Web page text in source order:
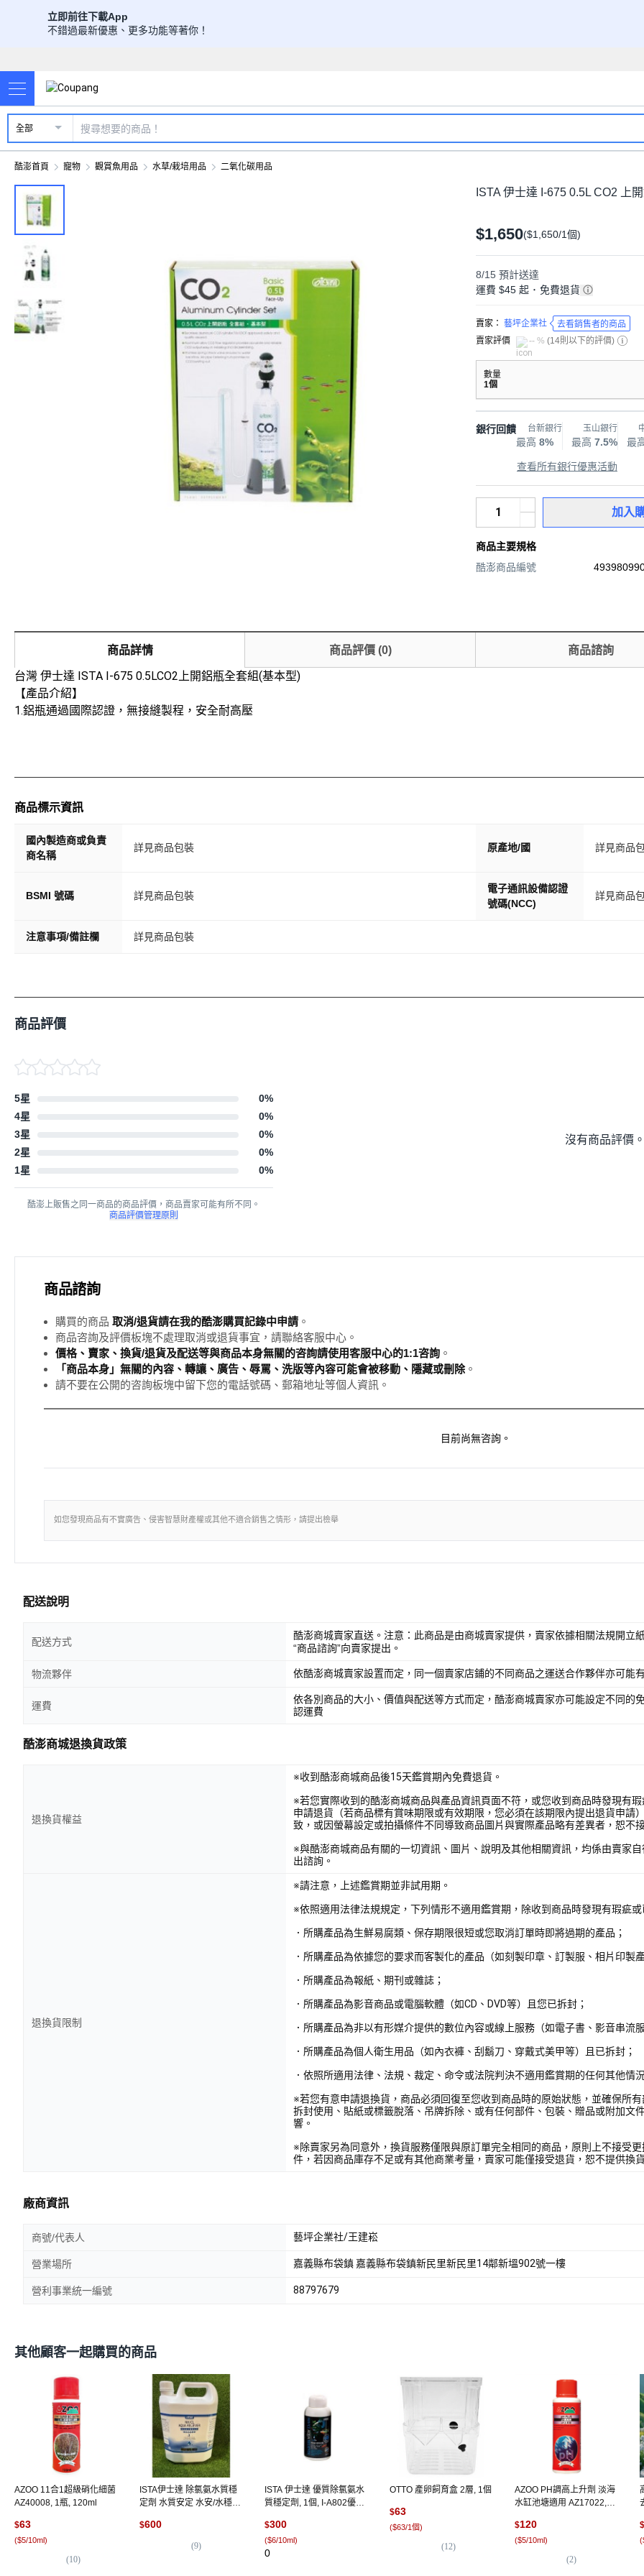
立即前往下載App
不錯過最新優惠、更多功能等著你！
全部
酷澎首頁 寵物 觀賞魚用品 水草/栽培用品 二氧化碳用品
ISTA 伊士達 I-675 0.5L CO2 上
$1,650($1,650/1個)
8/15 預計送達
運費 $45 起 ･ 免費退貨
賣家： 藝坪企業社
去看銷售者的商品
賣家評價
-- % (14則以下的評價)
數量
1個
銀行回饋 台新銀行
最高 8%
玉山銀行
最高 7.5% 最
查看所有銀行優惠活動
加入
商品主要規格
酷澎商品編號
商品詳情 商品評價(0) 商品諮詢
台灣 伊士達 ISTA I-675 0.5LCO2上開鋁瓶全套組(基本型)
【產品介紹】
1.鋁瓶通過國際認證，無接縫製程，安全耐高壓
商品標示資訊
國內製造商或負責
商名稱
詳見商品包裝 原產地/國 詳見商品
BSMI 號碼 詳見商品包裝
電子通訊設備認證
號碼(NCC)
詳見商品
注意事項/備註欄 詳見商品包裝
商品評價
5星 0%
4星
0%
3星
0%
2星
0%
1星
0%
酷澎上販售之同一商品的商品評價，商品賣家可能有所不同。
商品評價管理原則
沒有商品評價
商品諮詢
購買的商品 取消/退貨請在我的酷澎購買記錄中申請 。
商品咨詢及評價板塊不處理取消或退貨事宜，請聯絡客服中心。
價格、賣家、換貨/退貨及配送等與商品本身無關的咨詢請使用客服中心的1:1咨詢 。
「商品本身」無關的內容、轉讓、廣告、辱罵、洗版等內容可能會被移動、隱藏或刪除。
請不要在公開的咨詢板塊中留下您的電話號碼、郵箱地址等個人資訊。
目前尚無咨詢。
如您發現商品有不實廣告、侵害智慧財產權或其他不適合銷售之情形，請提出檢舉
配送說明
配送方式
酷澎商城賣家直送。注意：此商品是由商城賣家提供，賣家依據相關法規開
“商品諮詢”向賣家提出。
物流夥伴 依酷澎商城賣家設置而定，同一個賣家店鋪的不同商品之運送合作夥伴亦可能
運費
依各別商品的大小、價值與配送等方式而定，酷澎商城賣家亦可能設定不同的
認運費
酷澎商城退換貨政策
退換貨權益
※收到酷澎商城商品後15天鑑賞期內免費退貨。
※若您實際收到的酷澎商城商品與產品資訊頁面不符，或您收到商品時發現有
申請退貨（若商品標有賞味期限或有效期限，您必須在該期限內提出退貨申
致，或因螢幕設定或拍攝條件不同導致商品圖片與實際產品略有差異者，恕不
※與酷澎商城商品有關的一切資訊、圖片、說明及其他相關資訊，均係由賣家
出諮詢。
退換貨限制
※請注意，上述鑑賞期並非試用期。
※依照適用法律法規規定，下列情形不適用鑑賞期，除收到商品時發現有瑕疵
．所購產品為生鮮易腐類、保存期限很短或您取消訂單時即將過期的產品；
．所購產品為依據您的要求而客製化的產品（如刻製印章、訂製服、相片印製
．所購產品為報紙、期刊或雜誌；
．所購產品為影音商品或電腦軟體（如CD、DVD等）且您已拆封；
．所購產品為非以有形媒介提供的數位內容或線上服務（如電子書、影音串
．所購產品為個人衛生用品（如內衣褲、刮鬍刀、穿戴式美甲等）且已拆封；
．依照所適用法律、法規、裁定、命令或法院判決不適用鑑賞期的任何其他情
※若您有意申請退換貨，商品必須回復至您收到商品時的原始狀態，並確保所
拆封使用、貼紙或標籤脫落、吊牌拆除、或有任何部件、包裝、贈品或附加文
響。
※除賣家另為同意外，換貨服務僅限與原訂單完全相同的商品，原則上不接受
件，若因商品庫存不足或有其他商業考量，賣家可能僅接受退貨，恕不提供換
廠商資訊
商號/代表人 藝坪企業社/王建崧
營業場所 嘉義縣布袋鎮 嘉義縣布袋鎮新民里新民里14鄰新塭902號一樓
營利事業統一編號 88797679
其他顧客一起購買的商品
AZOO 11合1超級硝化細菌
AZ40008, 1瓶, 120ml
$63
($5/10ml)
(10)
ISTA伊士達 除氯氨水質穩
定劑 水質安定 水安/水穩
$600
(9)
ISTA 伊士達 優質除氯氨水
質穩定劑, 1個, I-A802優質
500ml
$300
($6/10ml)
0
OTTO 產卵飼育盒 2層, 1個
$63
($63/1個)
(12)
AZOO PH調高上升劑 淡海
水缸池塘適用 AZ17022,
$120
($5/10ml)
(2)
$
(